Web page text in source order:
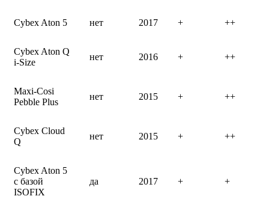
Cybex Aton 5 нет 2017 + ++
Cybex Aton Q
i-Size
нет 2016 + ++
Maxi-Cosi
Pebble Plus
нет 2015 + ++
Cybex Cloud
Q
нет 2015 + ++
Cybex Aton 5
с базой
ISOFIX
да 2017 + +